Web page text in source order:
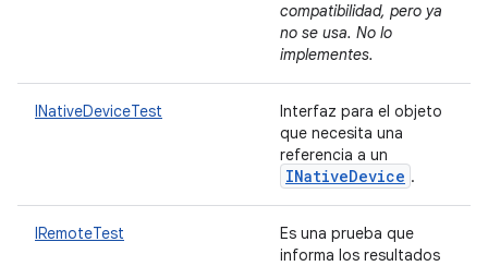
compatibilidad, pero ya
no se usa. No lo
implementes.
INativeDeviceTest
Interfaz para el objeto
que necesita una
referencia a un
INativeDevice .
IRemoteTest
Es una prueba que
informa los resultados